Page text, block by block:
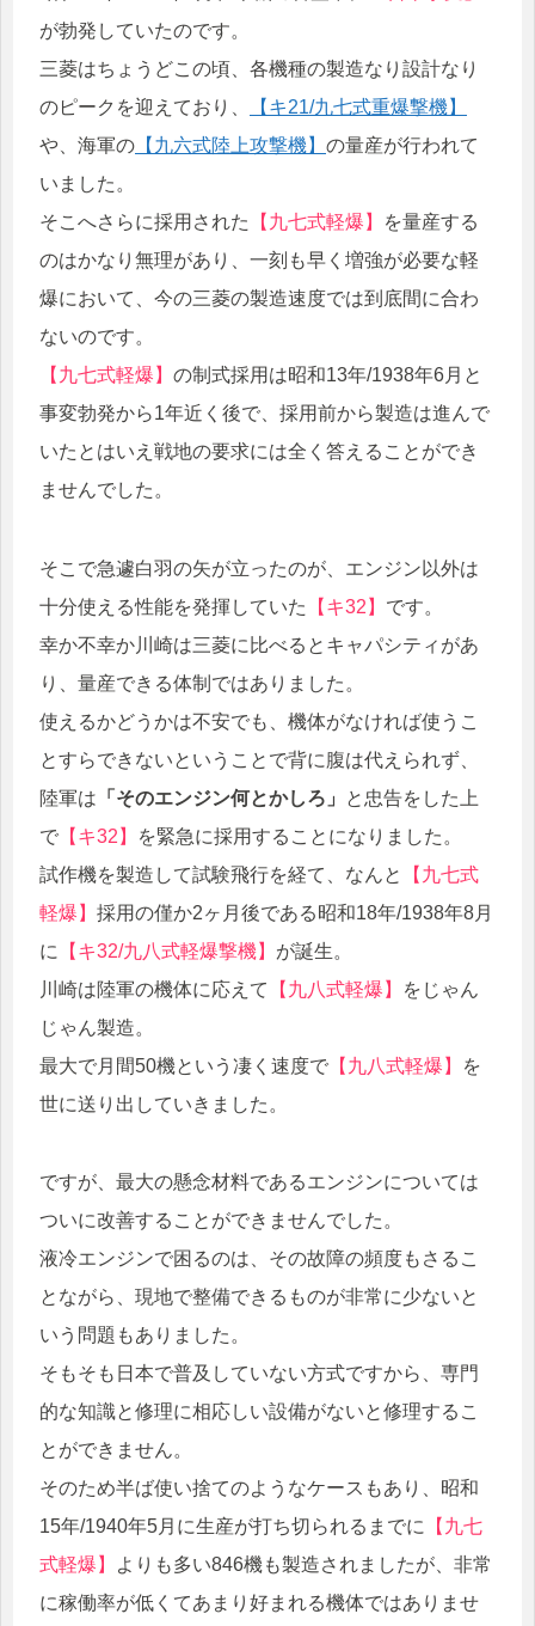
が勃発していたのです。
三菱はちょうどこの頃、各機種の製造なり設計なり
のピークを迎えており、
【キ21/九七式重爆撃機】
や、海軍の 【九六式陸上攻撃機】 の量産が行われて
いました。
そこへさらに採用された
【九七式軽爆】
を量産する
のはかなり無理があり、一刻も早く増強が必要な軽
爆において、今の三菱の製造速度では到底間に合わ
ないのです。
【九七式軽爆】 の制式採用は昭和13年/1938年6月と
事変勃発から1年近く後で、採用前から製造は進んで
いたとはいえ戦地の要求には全く答えることができ
ませんでした。
そこで急遽白羽の矢が立ったのが、エンジン以外は
十分使える性能を発揮していた
【キ32】 です。
幸か不幸か川崎は三菱に比べるとキャパシティがあ
り、量産できる体制ではありました。
使えるかどうかは不安でも、機体がなければ使うこ
とすらできないということで背に腹は代えられず、
陸軍は 「そのエンジン何とかしろ」
と忠告をした上
で 【キ32】
を緊急に採用することになりました。
試作機を製造して試験飛行を経て、なんと
【九七式
軽爆】 採用の僅か2ヶ月後である昭和18年/1938年8月
に
【キ32/九八式軽爆撃機】 が誕生。
川崎は陸軍の機体に応えて
【九八式軽爆】
をじゃん
じゃん製造。
最大で月間50機という凄く速度で 【九八式軽爆】
を
世に送り出していきました。
ですが、最大の懸念材料であるエンジンについては
ついに改善することができませんでした。
液冷エンジンで困るのは、その故障の頻度もさるこ
とながら、現地で整備できるものが非常に少ないと
いう問題もありました。
そもそも日本で普及していない方式ですから、専門
的な知識と修理に相応しい設備がないと修理するこ
とができません。
そのため半ば使い捨てのようなケースもあり、昭和
15年/1940年5月に生産が打ち切られるまでに
【九七
式軽爆】
よりも多い846機も製造されましたが、非常
に稼働率が低くてあまり好まれる機体ではありませ